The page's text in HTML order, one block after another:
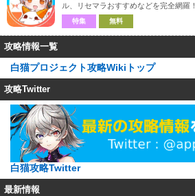
ル、リセマラおすすめなどを完全網羅！
特集 無料
攻略情報一覧
白猫プロジェクト攻略Wikiトップ
攻略Twitter
白猫攻略Twitter
最新情報